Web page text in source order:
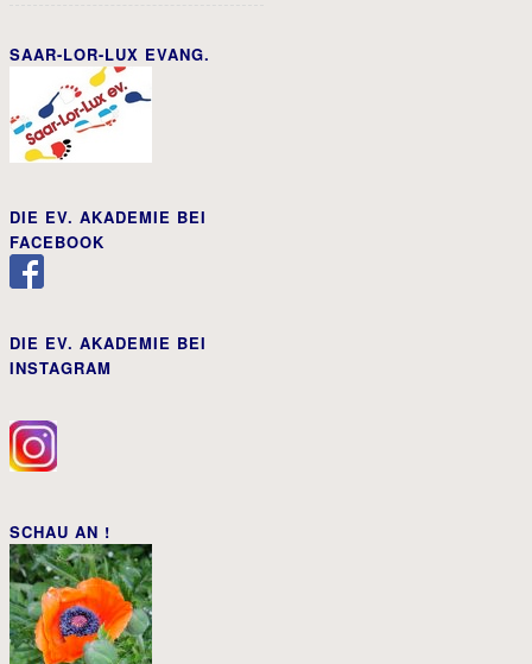
SAAR-LOR-LUX EVANG.
DIE EV. AKADEMIE BEI
FACEBOOK
DIE EV. AKADEMIE BEI
INSTAGRAM
SCHAU AN !